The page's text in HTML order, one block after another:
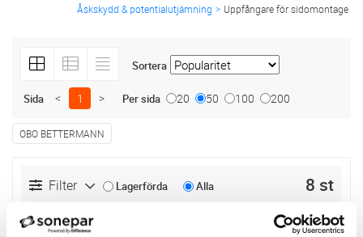
Åskskydd & potentialutjämning Uppfångare för sidomontage
Sortera
Sida < 1 > Per sida 20 50 100 200
OBO BETTERMANN
Filter Lagerförda Alla 8 st